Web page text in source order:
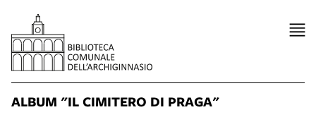
ALBUM "IL CIMITERO DI PRAGA"